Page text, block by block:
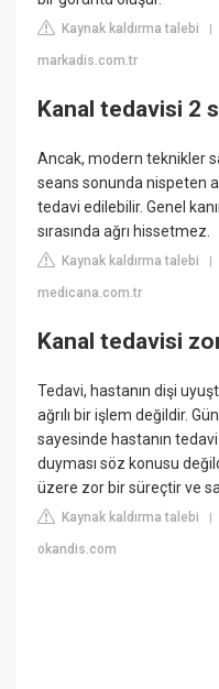
Kaynak kaldırma talebi
markadis.com.tr
Kanal tedavisi 2
Ancak, modern teknikler
seans sonunda nispeten
tedavi edilebilir. Genel
sırasında ağrı hissetmez.
Kaynak kaldırma talebi
medicana.com.tr
Kanal tedavisi
Tedavi, hastanın dişi
ağrılı bir işlem değildir.
sayesinde hastanın
duyması söz konusu
üzere zor bir süreçtir ve
Kaynak kaldırma talebi
okandis.com